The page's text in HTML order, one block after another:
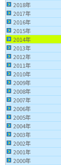
2018年
2017年
2016年
2015年
2014年
2013年
2012年
2011年
2010年
2009年
2008年
2007年
2006年
2005年
2004年
2003年
2002年
2001年
2000年